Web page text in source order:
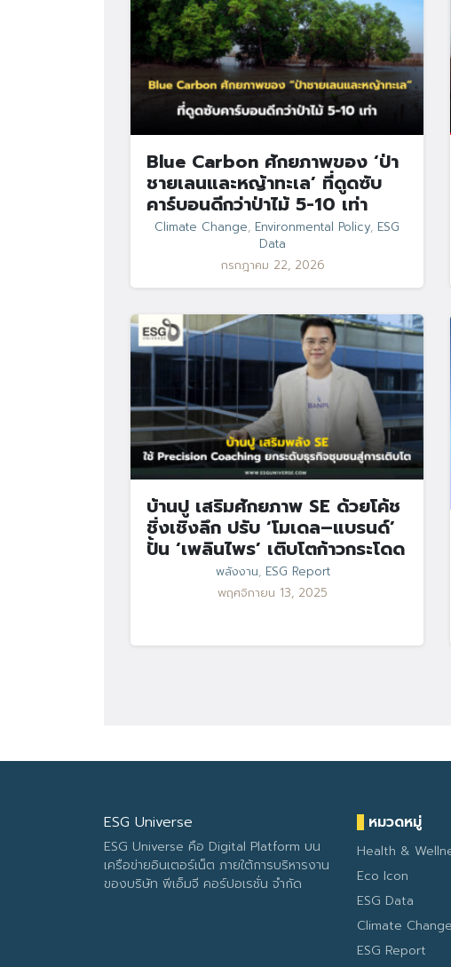
Blue Carbon ศักยภาพของ ‘ป่า
ชายเลนและหญ้าทะเล’ ที่ดูดซับ
คาร์บอนดีกว่าป่าไม้ 5-10 เท่า
Climate Change, Environmental Policy, ESG
Data
กรกฎาคม 22, 2026
บ้านปู เสริมศักยภาพ SE ด้วยโค้ช
ชิ่งเชิงลึก ปรับ ‘โมเดล–แบรนด์’
ปั้น ‘เพลินไพร’ เติบโตก้าวกระโดด
พลังงาน, ESG Report
พฤศจิกายน 13, 2025
ESG Universe
ESG Universe คือ Digital Platform บน
เครือข่ายอินเตอร์เน็ต ภายใต้การบริหารงาน
ของบริษัท พีเอ็มจี คอร์ปอเรชั่น จำกัด
หมวดหมู่
Health &
Eco Icon
ESG Data
Climate Change
ESG Report